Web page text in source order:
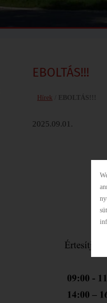
EBOLTÁS!!!
Hírek EBOLTÁS!!!
2025.09.01.